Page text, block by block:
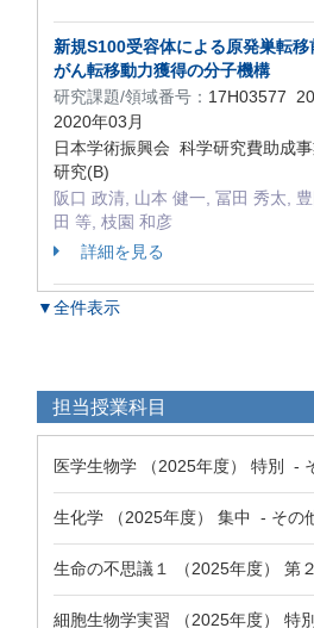
新規S100受容体による原発巣転
がん転移動力獲得の分子機構
研究課題/領域番号： 17H03577
2020年03月
日本学術振興会 科学研究費助成
研究(B)
阪口 政清, 山本 健一, 冨田 秀太,
田 等, 枝園 和彦
詳細を見る
▼全件表示
担当授業科目
医学生物学 （2025年度） 特別 -
生化学 （2025年度） 集中 - その
生命の不思議１ （2025年度） 第
細胞生物学実習 （2025年度） 特